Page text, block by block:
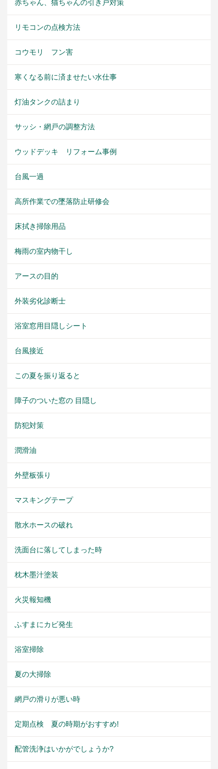
赤ちゃん、猫ちゃんの引き戸対策
リモコンの点検方法
コウモリ フン害
寒くなる前に済ませたい水仕事
灯油タンクの詰まり
サッシ・網戸の調整方法
ウッドデッキ リフォーム事例
台風一過
高所作業での墜落防止研修会
床拭き掃除用品
梅雨の室内物干し
アースの目的
外装劣化診断士
浴室窓用目隠しシート
台風接近
この夏を振り返ると
障子のついた窓の 目隠し
防犯対策
潤滑油
外壁板張り
マスキングテープ
散水ホースの破れ
洗面台に落してしまった時
枕木墨汁塗装
火災報知機
ふすまにカビ発生
浴室掃除
夏の大掃除
網戸の滑りが悪い時
定期点検 夏の時期がおすすめ!
配管洗浄はいかがでしょうか?